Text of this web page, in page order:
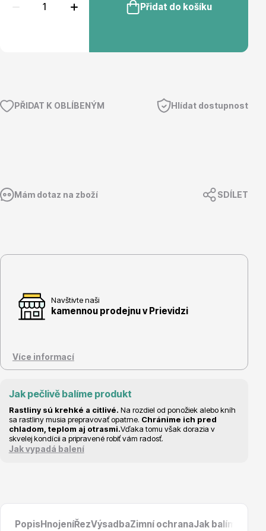
Cibuloviny
Vzrostlé stromy
Nářadí, příslušenství
Přidat do košíku
PŘIDAT K OBLÍBENÝM Hlídat dostupnost
Mám dotaz na zboží SDÍLET
Navštivte naši
kamennou prodejnu v Prievidzi
Více informací
Jak pečlivě balíme produkt
Rastliny sú krehké a citlivé. Na rozdiel od ponožiek alebo kníh
sa rastliny musia prepravovať opatrne. Chránime ich pred
chladom, teplom aj otrasmi.Vďaka tomu však dorazia v
skvelej kondícii a pripravené robiť vám radosť.
Jak vypadá balení
PopisHnojeníŘezVýsadbaZimní ochranaJak balíme